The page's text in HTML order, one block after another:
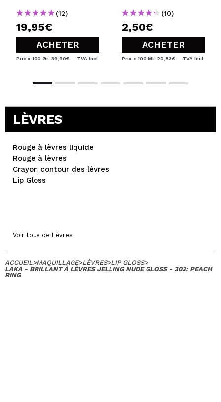
(12)
19,95€
ACHETER
Prix x 100 Gr: 39,90€ TVA Incl.
(10)
2,50€
ACHETER
Prix x 100 Ml: 20,83€ TVA Incl.
LÈVRES
Rouge à lèvres liquide
Rouge à lèvres
Crayon contour des lèvres
Lip Gloss
Voir tous de Lèvres
ACCUEIL>MAQUILLAGE>LÈVRES>LIP GLOSS>
LAKA - BRILLANT À LÈVRES JELLING NUDE GLOSS - 303: PEACH
RING